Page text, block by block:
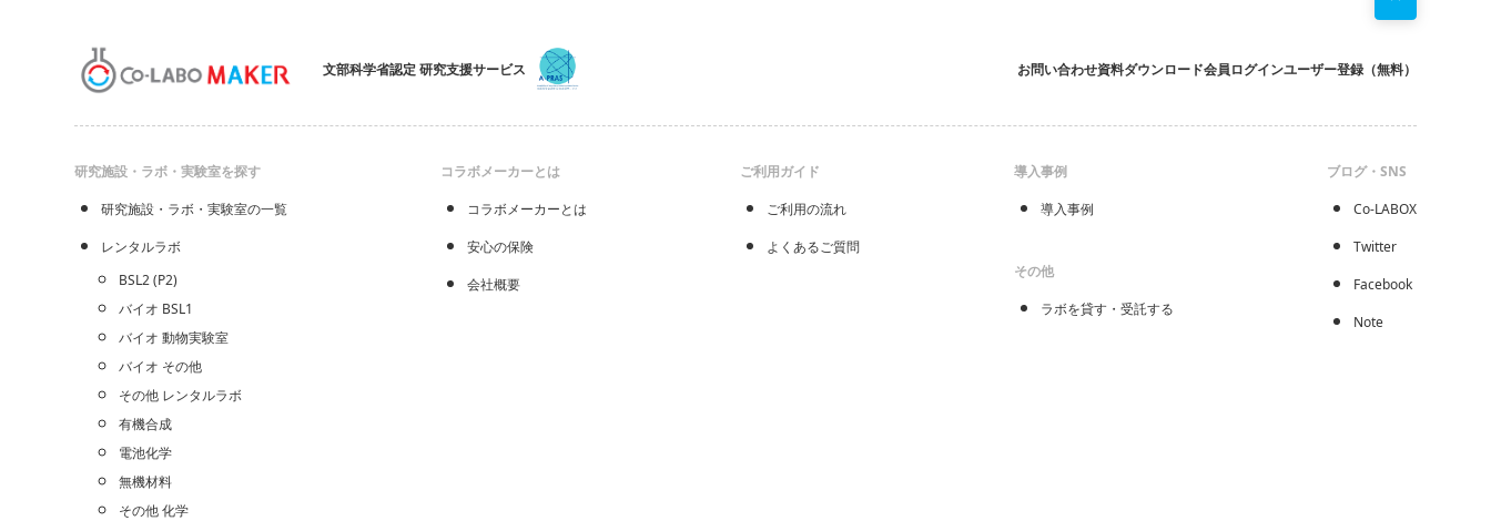
文部科学省認定 研究支援サービス お問い合わせ資料ダウンロード会員ログインユーザー登録（無料）
研究施設・ラボ・実験室を探す
研究施設・ラボ・実験室の一覧
レンタルラボ
BSL2 (P2)
バイオ BSL1
バイオ 動物実験室
バイオ その他
その他 レンタルラボ
有機合成
電池化学
無機材料
その他 化学
コラボメーカーとは
コラボメーカーとは
安心の保険
会社概要
ご利用ガイド
ご利用の流れ
よくあるご質問
導入事例
導入事例
その他
ラボを貸す・受託する
ブログ・SNS
Co-LABOX
Twitter
Facebook
Note